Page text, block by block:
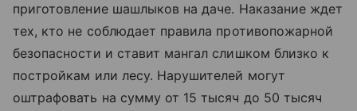
приготовление шашлыков на даче. Наказание ждет
тех, кто не соблюдает правила противопожарной
безопасности и ставит мангал слишком близко к
постройкам или лесу. Нарушителей могут
оштрафовать на сумму от 15 тысяч до 50 тысяч